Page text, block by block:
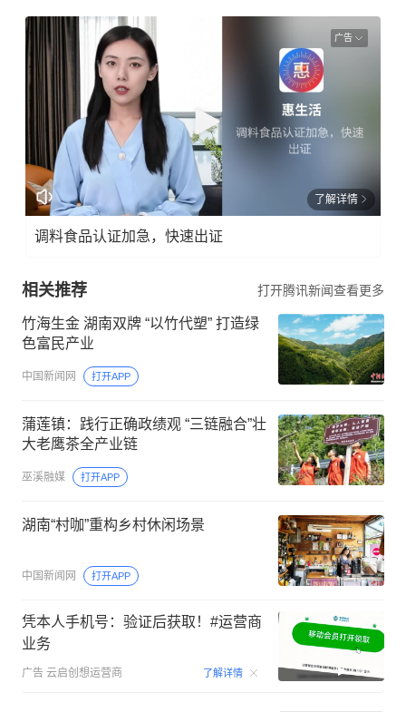
广告
了解详情
调料食品认证加急，快速出证
相关推荐 打开腾讯新闻查看更多
竹海生金 湖南双牌 “以竹代塑” 打造绿
色富民产业
中国新闻网 打开APP
蒲莲镇：践行正确政绩观 “三链融合”壮
大老鹰茶全产业链
巫溪融媒 打开APP
湖南“村咖”重构乡村休闲场景
中国新闻网 打开APP
凭本人手机号：验证后获取！#运营商
业务
广告 云启创想运营商 了解详情 00:15